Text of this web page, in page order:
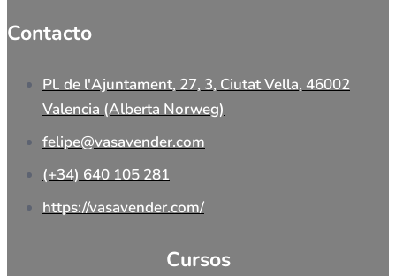
Contacto
Pl. de l'Ajuntament, 27, 3, Ciutat Vella, 46002
Valencia (Alberta Norweg)
felipe@vasavender.com
(+34) 640 105 281
https://vasavender.com/
Cursos